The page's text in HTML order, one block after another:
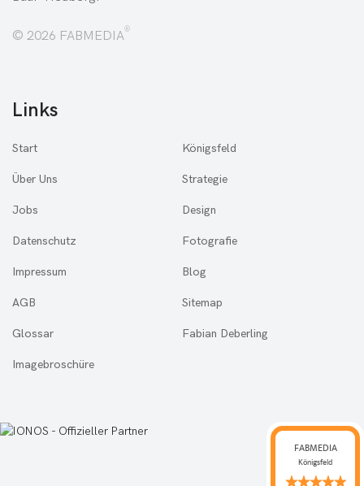
© 2026 FABMEDIA®
Links
Start Königsfeld
Über Uns Strategie
Jobs Design
Datenschutz Fotografie
Impressum Blog
AGB Sitemap
Glossar Fabian Deberling
Imagebroschüre
FABMEDIA
Königsfeld